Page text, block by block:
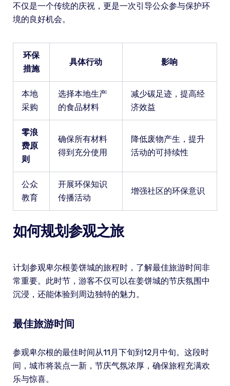
不仅是一个传统的庆祝，更是一次引导公众参与保护环
境的良好机会。
环保
措施
具体行动 影响
本地
采购
选择本地生产
的食品材料
减少碳足迹，提高经
济效益
零浪
费原
则
确保所有材料
得到充分使用
降低废物产生，提升
活动的可持续性
公众
教育
开展环保知识
传播活动
增强社区的环保意识
如何规划参观之旅
计划参观卑尔根姜饼城的旅程时，了解最佳旅游时间非
常重要。此时节，游客不仅可以在姜饼城的节庆氛围中
沉浸，还能体验到周边独特的魅力。
最佳旅游时间
参观卑尔根的最佳时间从11月下旬到12月中旬。这段时
间，城市将装点一新，节庆气氛浓厚，确保旅程充满欢
乐与惊喜。